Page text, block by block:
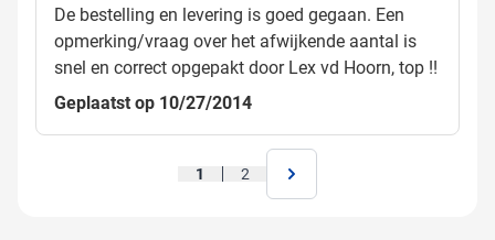
De bestelling en levering is goed gegaan. Een
opmerking/vraag over het afwijkende aantal is
snel en correct opgepakt door Lex vd Hoorn, top !!
Geplaatst op 10/27/2014
1 2